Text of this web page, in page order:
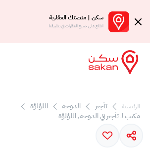
سكن | منصتك العقارية
اطلع على جميع العقارات في تطبيقنا
الرئيسية تأجير الدوحة
اللؤلؤة
مكتب لـ تأجير في الدوحة, اللؤلؤة